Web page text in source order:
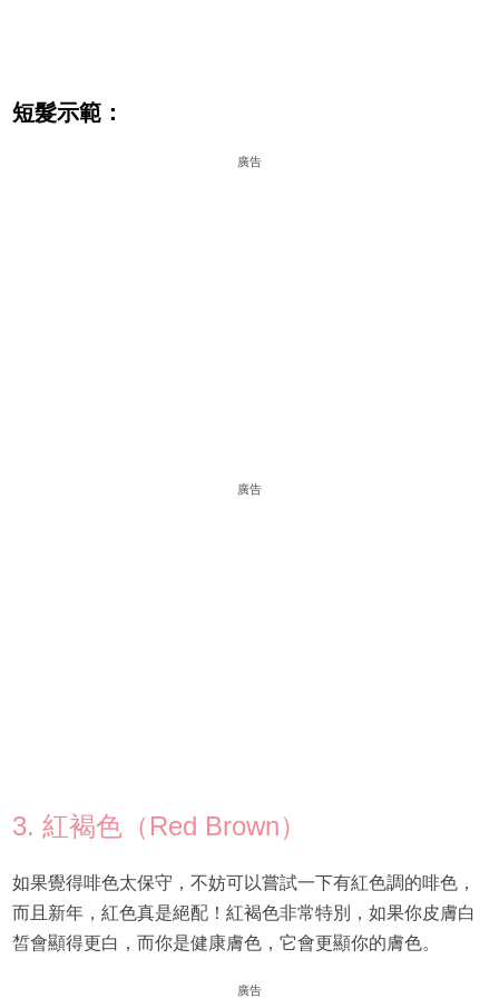
短髮示範：
廣告
廣告
3. 紅褐色（Red Brown）
如果覺得啡色太保守，不妨可以嘗試一下有紅色調的啡色，
而且新年，紅色真是絕配！紅褐色非常特別，如果你皮膚白
皙會顯得更白，而你是健康膚色，它會更顯你的膚色。
廣告